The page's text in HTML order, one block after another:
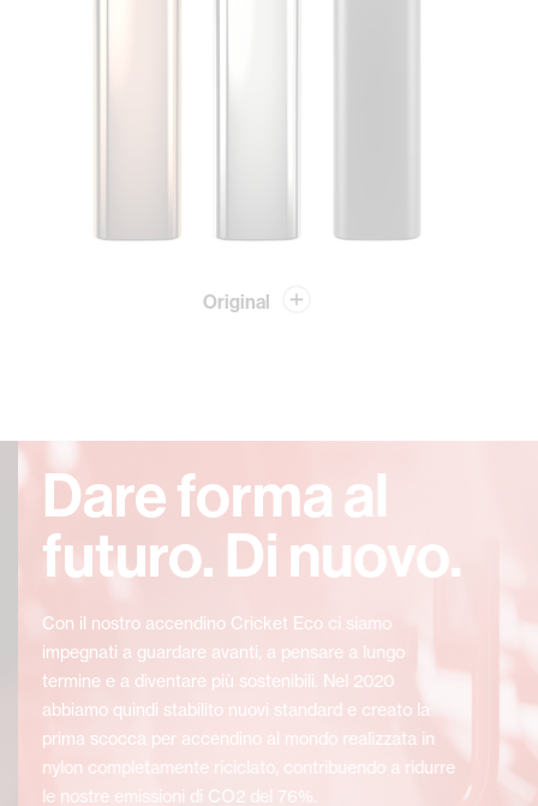
Original
Dare forma al
futuro. Di nuovo.
Con il nostro accendino Cricket Eco ci siamo
impegnati a guardare avanti, a pensare a lungo
termine e a diventare più sostenibili. Nel 2020
abbiamo quindi stabilito nuovi standard e creato la
prima scocca per accendino al mondo realizzata in
nylon completamente riciclato, contribuendo a ridurre
le nostre emissioni di CO2 del 76%.